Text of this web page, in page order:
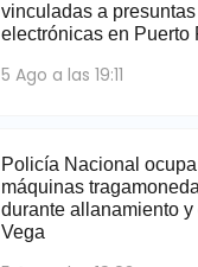
vinculadas a
electrónicas en Puerto
5 Ago a las 19:11
Policía Nacional
máquinas
durante allanamiento
Vega